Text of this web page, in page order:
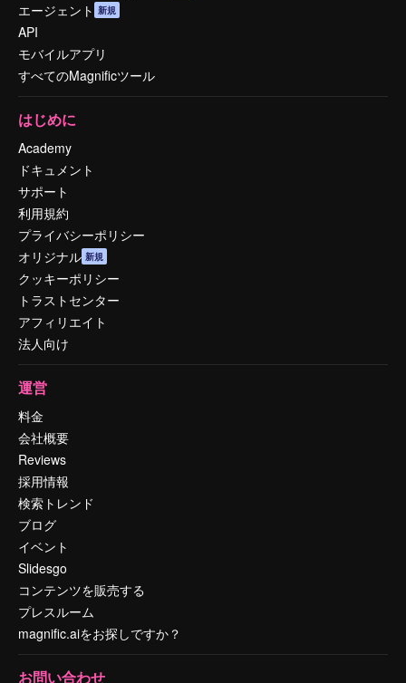
エージェント 新規
API
モバイルアプリ
すべてのMagnificツール
はじめに
Academy
ドキュメント
サポート
利用規約
プライバシーポリシー
オリジナル 新規
クッキーポリシー
トラストセンター
アフィリエイト
法人向け
運営
料金
会社概要
Reviews
採用情報
検索トレンド
ブログ
イベント
Slidesgo
コンテンツを販売する
プレスルーム
magnific.aiをお探しですか？
お問い合わせ